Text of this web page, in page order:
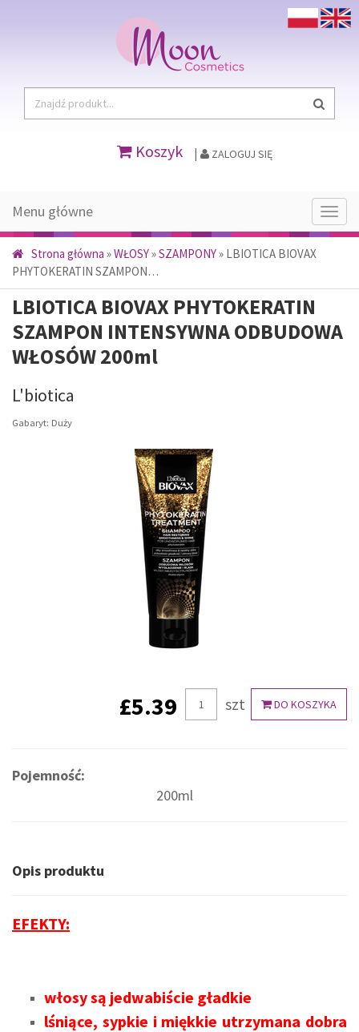
Koszyk ZALOGUJ SIĘ
Menu
Menu główne
Strona główna »WŁOSY»SZAMPONY» LBIOTICA BIOVAX
PHYTOKERATIN SZAMPON…
LBIOTICA BIOVAX PHYTOKERATIN
SZAMPON INTENSYWNA ODBUDOWA
WŁOSÓW 200ml
L'biotica
Gabaryt: Duży
DO KOSZYKA
szt
£5.39
Pojemność:
200ml
Opis produktu
EFEKTY:
włosy są jedwabiście gładkie
lśniące, sypkie i miękkie utrzymana dobra